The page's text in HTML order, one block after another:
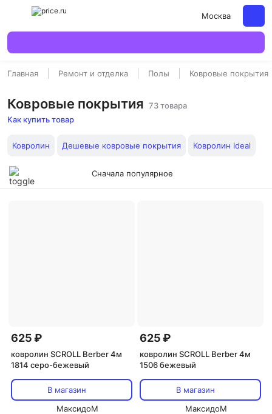
Москва
Главная Ремонт и отделка Полы Ковровые покрытия
Ковровые покрытия 73 товара
Как купить товар
Ковролин Дешевые ковровые покрытия Ковролин Ideal
Сначала популярное
625 ₽
ковролин SCROLL Berber 4м
1814 серо-бежевый
В магазин
МаксидоМ
625 ₽
ковролин SCROLL Berber 4м
1506 бежевый
В магазин
МаксидоМ